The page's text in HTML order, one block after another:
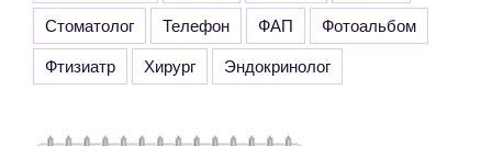
Стоматолог
Телефон ФАП
Фотоальбом
Фтизиатр
Хирург Эндокринолог